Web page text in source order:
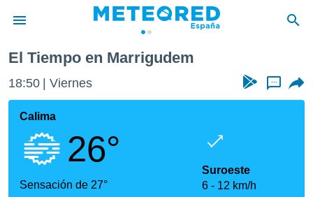
de
por
que se
calidad.
a este
las
El Tiempo en Marrigudem
18:50 Viernes ...
Calima
26°
Sensación de 27°
Suroeste
6
12 km/h